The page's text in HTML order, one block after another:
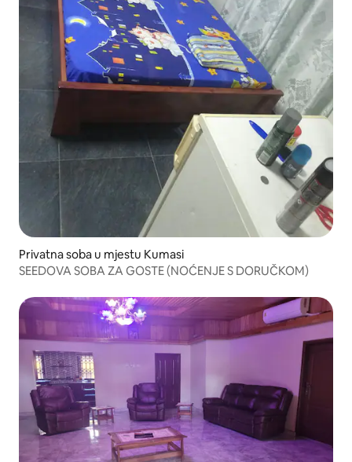
Privatna soba u mjestu Kumasi
SEEDOVA SOBA ZA GOSTE (NOĆENJE S DORUČKOM)